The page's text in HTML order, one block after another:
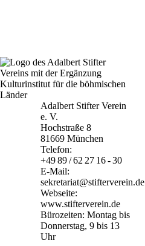
Adalbert Stifter Verein
e. V.
Hochstraße 8
81669 München
Telefon:
+49 89 / 62 27 16 - 30
E-Mail:
sekretariat@stifterverein.de
Webseite:
www.stifterverein.de
Bürozeiten: Montag bis
Donnerstag, 9 bis 13
Uhr